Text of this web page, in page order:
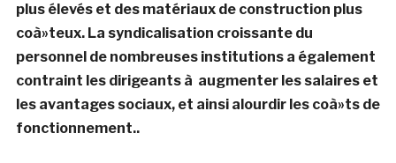
plus élevés et des matériaux de construction plus
coà»teux. La syndicalisation croissante du
personnel de nombreuses institutions a également
contraint les dirigeants à augmenter les salaires et
les avantages sociaux, et ainsi alourdir les coà»ts de
fonctionnement..